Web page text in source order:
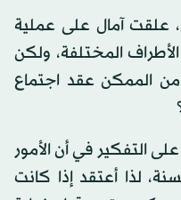
آمال على عملية
الأطراف المختلفة، ولكن
الممكن عقد اجتماع
التفكير في أن الأمور
لذا أعتقد إذا كانت